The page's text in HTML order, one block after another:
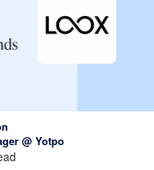
@ Yotpo